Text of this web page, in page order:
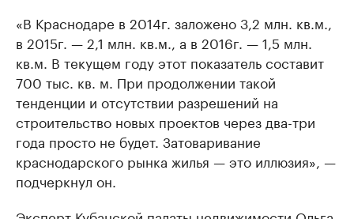
«В Краснодаре в 2014г. заложено 3,2 млн. кв.м.,
в 2015г. — 2,1 млн. кв.м., а в 2016г. — 1,5 млн.
кв.м. В текущем году этот показатель составит
700 тыс. кв. м. При продолжении такой
тенденции и отсутствии разрешений на
строительство новых проектов через два-три
года просто не будет. Затоваривание
краснодарского рынка жилья — это иллюзия», —
подчеркнул он.